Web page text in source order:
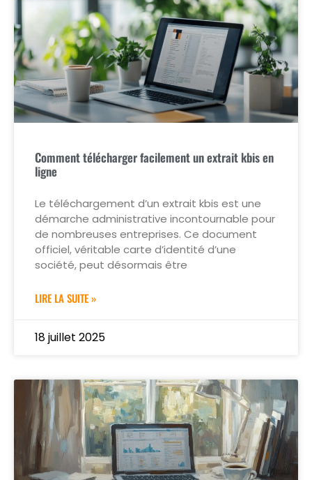
Comment télécharger facilement un extrait kbis en
ligne
Le téléchargement d’un extrait kbis est une
démarche administrative incontournable pour
de nombreuses entreprises. Ce document
officiel, véritable carte d’identité d’une
société, peut désormais être
LIRE LA SUITE »
18 juillet 2025